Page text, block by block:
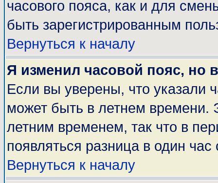
часового пояса, как и для
быть зарегистрированным
Вернуться к началу
Я изменил часовой пояс, но
Если вы уверены, что указали
может быть в летнем времени.
летним временем, так что в
появляться разница в один
Вернуться к началу